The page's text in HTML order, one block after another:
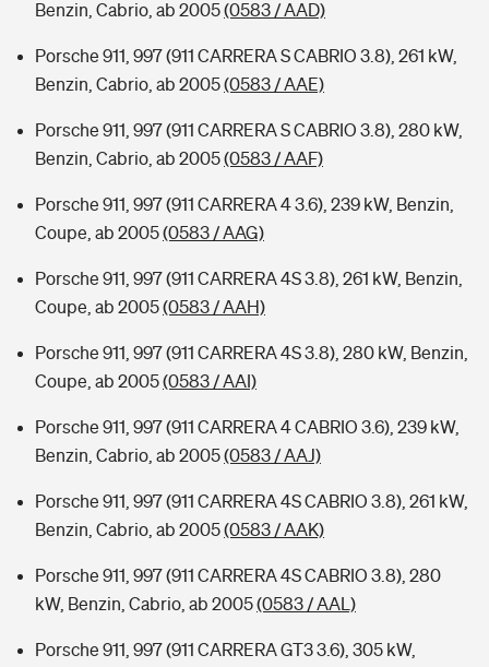
Benzin, Cabrio, ab 2005(0583 / AAD)
Porsche 911, 997 (911 CARRERA S CABRIO 3.8), 261 kW,
Benzin, Cabrio, ab 2005(0583 / AAE)
Porsche 911, 997 (911 CARRERA S CABRIO 3.8), 280 kW,
Benzin, Cabrio, ab 2005(0583 / AAF)
Porsche 911, 997 (911 CARRERA 4 3.6), 239 kW, Benzin,
Coupe, ab 2005(0583 / AAG)
Porsche 911, 997 (911 CARRERA 4S 3.8), 261 kW, Benzin,
Coupe, ab 2005(0583 / AAH)
Porsche 911, 997 (911 CARRERA 4S 3.8), 280 kW, Benzin,
Coupe, ab 2005(0583 / AAI)
Porsche 911, 997 (911 CARRERA 4 CABRIO 3.6), 239 kW,
Benzin, Cabrio, ab 2005(0583 / AAJ)
Porsche 911, 997 (911 CARRERA 4S CABRIO 3.8), 261 kW,
Benzin, Cabrio, ab 2005(0583 / AAK)
Porsche 911, 997 (911 CARRERA 4S CABRIO 3.8), 280
kW, Benzin, Cabrio, ab 2005(0583 / AAL)
Porsche 911, 997 (911 CARRERA GT3 3.6), 305 kW,